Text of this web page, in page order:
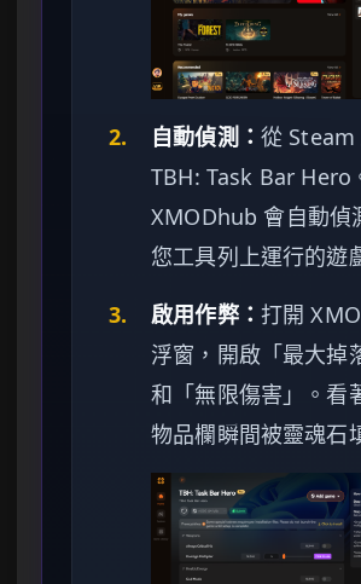
2. 自動偵測： 從 Steam
TBH: Task Bar Hero
XMODhub 會自動偵
您工具列上運行的遊
3.
啟用作弊： 打開
浮窗，開啟「最大掉
和「無限傷害」。看
物品欄瞬間被靈魂石